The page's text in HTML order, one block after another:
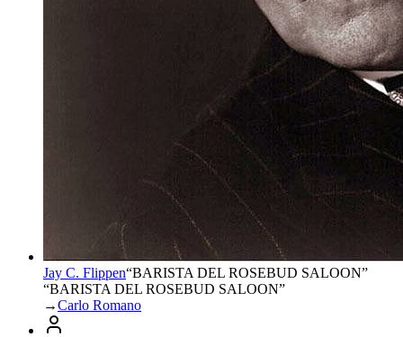
Jay C. Flippen“BARISTA DEL ROSEBUD SALOON”
“BARISTA DEL ROSEBUD SALOON”
→Carlo Romano